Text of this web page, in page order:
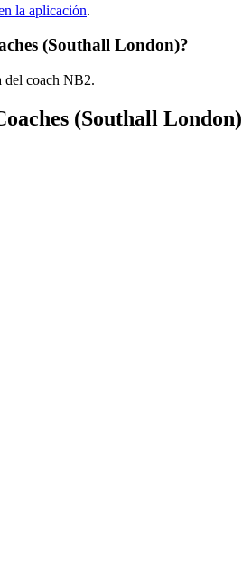
la aplicación.
(Southall London)?
del coach NB2.
(Southall London)